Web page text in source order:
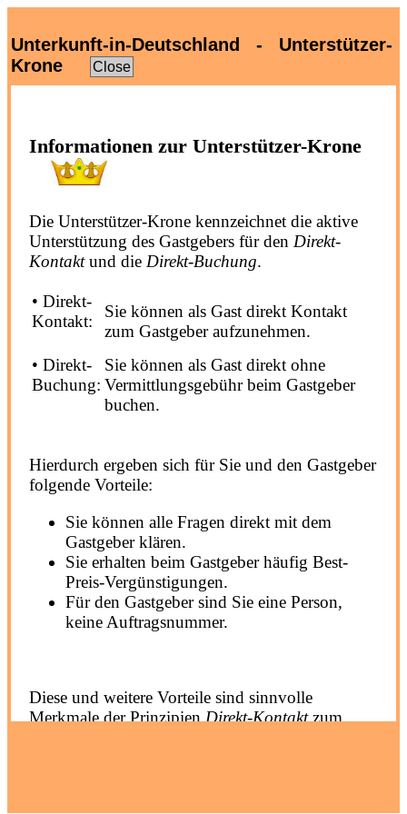
Unterkunft-in-Deutschland - Unterstützer-
Krone
Close
Informationen zur Unterstützer-Krone
Die Unterstützer-Krone kennzeichnet die aktive
Unterstützung des Gastgebers für den Direkt-
Kontaktund die Direkt-Buchung.
• Direkt-
Kontakt:
Sie können als Gast direkt Kontakt
zum Gastgeber aufzunehmen.
• Direkt-
Buchung:
Sie können als Gast direkt ohne
Vermittlungsgebühr beim Gastgeber
buchen.
Hierdurch ergeben sich für Sie und den Gastgeber
folgende Vorteile:
Sie können alle Fragen direkt mit dem
Gastgeber klären.
Sie erhalten beim Gastgeber häufig Best-
Preis-Vergünstigungen.
Für den Gastgeber sind Sie eine Person,
keine Auftragsnummer.
Diese und weitere Vorteile sind sinnvolle
Merkmale der PrinzipienDirekt-Kontaktzum